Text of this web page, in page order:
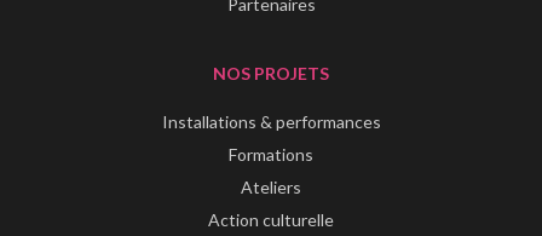
NOS PROJETS
Installations & performances
Formations
Ateliers
Action culturelle